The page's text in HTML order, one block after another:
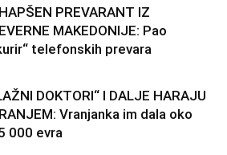
PREVARANT IZ
MAKEDONIJE: Pao
telefonskih prevara
DOKTORI“ I DALJE HARAJU
Vranjanka im dala oko
000 evra